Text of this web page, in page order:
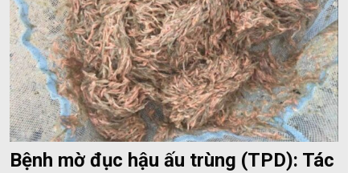
Bệnh mờ đục hậu ấu trùng (TPD): Tác